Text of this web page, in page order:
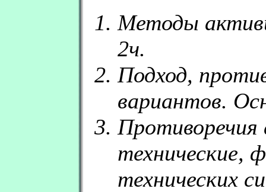
Методы
2ч.
Подход,
вариантов.
технические,
технических